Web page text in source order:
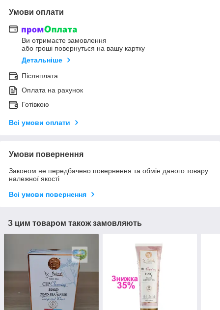
Умови оплати
Ви отримаєте замовлення
або гроші повернуться на вашу картку
Детальніше
Післяплата
Оплата на рахунок
Готівкою
Всі умови оплати
Умови повернення
Законом не передбачено повернення та обмін даного товару
належної якості
Всі умови повернення
З цим товаром також замовляють